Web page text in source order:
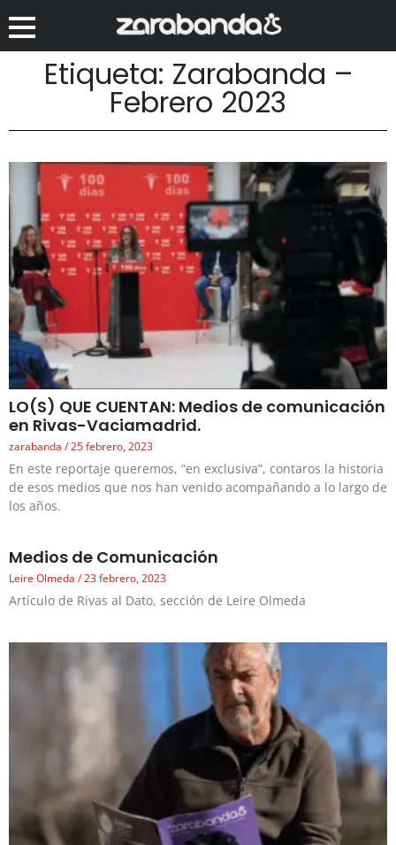
Etiqueta: Zarabanda –
Febrero 2023
LO(S) QUE CUENTAN: Medios de comunicación
en Rivas-Vaciamadrid.
zarabanda 25 febrero, 2023
En este reportaje queremos, “en exclusiva”, contaros la historia
de esos medios que nos han venido acompañando a lo largo de
los años.
Medios de Comunicación
Leire Olmeda 23 febrero, 2023
Artículo de Rivas al Dato, sección de Leire Olmeda